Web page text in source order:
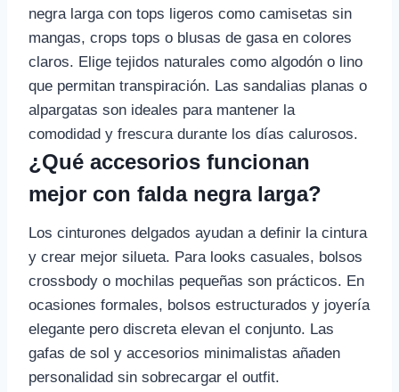
negra larga con tops ligeros como camisetas sin
mangas, crops tops o blusas de gasa en colores
claros. Elige tejidos naturales como algodón o lino
que permitan transpiración. Las sandalias planas o
alpargatas son ideales para mantener la
comodidad y frescura durante los días calurosos.
¿Qué accesorios funcionan
mejor con falda negra larga?
Los cinturones delgados ayudan a definir la cintura
y crear mejor silueta. Para looks casuales, bolsos
crossbody o mochilas pequeñas son prácticos. En
ocasiones formales, bolsos estructurados y joyería
elegante pero discreta elevan el conjunto. Las
gafas de sol y accesorios minimalistas añaden
personalidad sin sobrecargar el outfit.